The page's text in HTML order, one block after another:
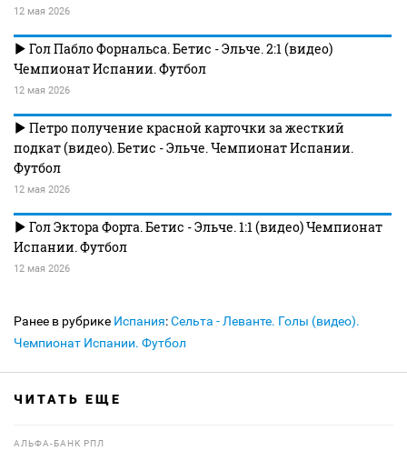
12 мая 2026
Гол Пабло Форнальса. Бетис - Эльче. 2:1 (видео)
Чемпионат Испании. Футбол
12 мая 2026
Петро получение красной карточки за жесткий
подкат (видео). Бетис - Эльче. Чемпионат Испании.
Футбол
12 мая 2026
Гол Эктора Форта. Бетис - Эльче. 1:1 (видео) Чемпионат
Испании. Футбол
12 мая 2026
Ранее в рубрике Испания:Сельта - Леванте. Голы (видео).
Чемпионат Испании. Футбол
ЧИТАТЬ ЕЩЕ
АЛЬФА-БАНК РПЛ